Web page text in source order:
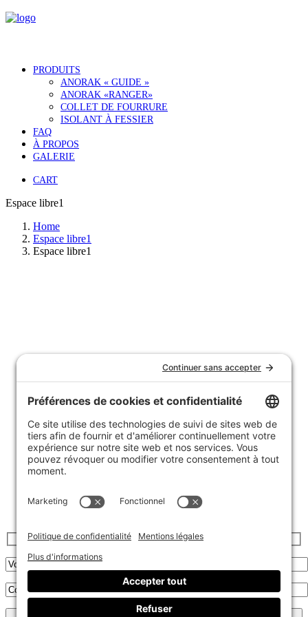
PRODUITS
ANORAK « GUIDE »
ANORAK «RANGER»
COLLET DE FOURRURE
ISOLANT À FESSIER
FAQ
À PROPOS
GALERIE
CART
Espace libre1
Home
Espace libre1
Espace libre1
FAQ
Achats de groupe
Politique de confidentialité
Inscrivez-vous à l’infolettre :